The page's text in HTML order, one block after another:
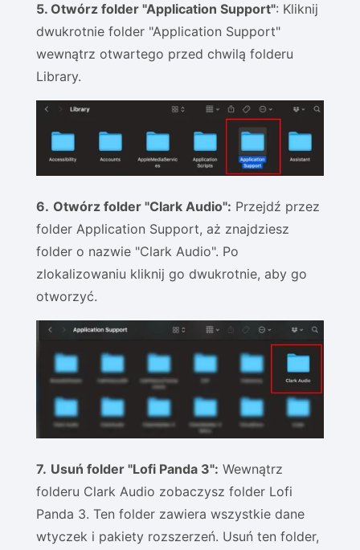
5. Otwórz folder "Application Support": Kliknij
dwukrotnie folder "Application Support"
wewnątrz otwartego przed chwilą folderu
Library.
6. Otwórz folder "Clark Audio": Przejdź przez
folder Application Support, aż znajdziesz
folder o nazwie "Clark Audio". Po
zlokalizowaniu kliknij go dwukrotnie, aby go
otworzyć.
7. Usuń folder "Lofi Panda 3": Wewnątrz
folderu Clark Audio zobaczysz folder Lofi
Panda 3. Ten folder zawiera wszystkie dane
wtyczek i pakiety rozszerzeń. Usuń ten folder,